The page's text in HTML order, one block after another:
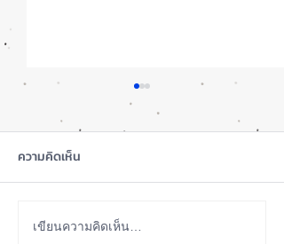
เทียบกันให้ชัดๆ! ส่องคาด
ความคิดเห็น
เขียนความคิดเห็น…